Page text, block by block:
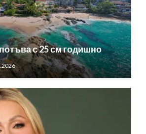
с 25 см годишно